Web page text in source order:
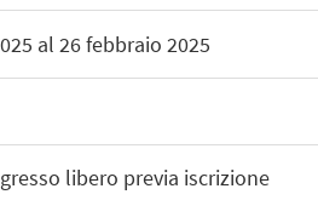
al 26 febbraio 2025
libero previa iscrizione